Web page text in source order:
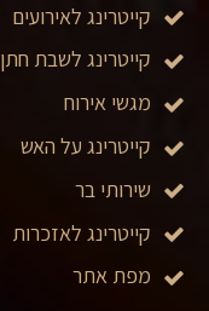
קייטרינג לאירועים
קייטרינג לשבת חתן
מגשי אירוח
קייטרינג על האש
שירותי בר
קייטרינג לאזכרות
מפת אתר